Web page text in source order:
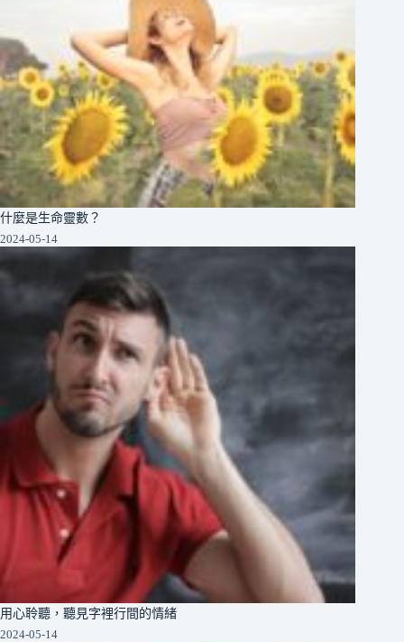
什麼是生命靈數？
2024-05-14
用心聆聽，聽見字裡行間的情緒
2024-05-14